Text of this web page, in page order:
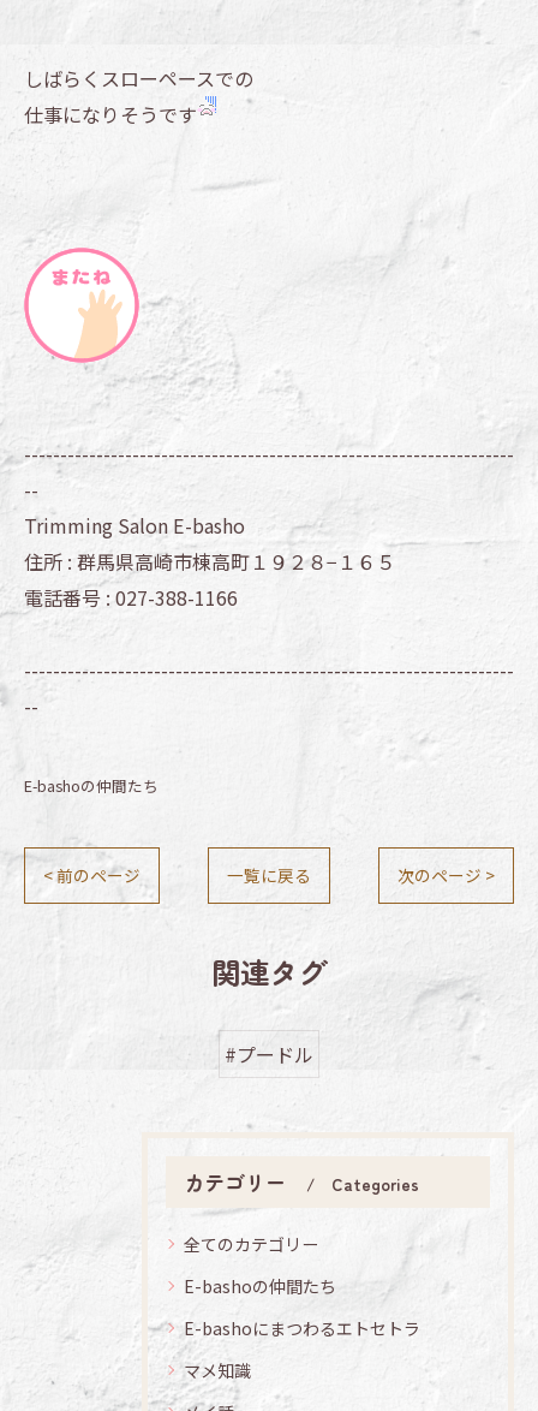
しばらくスローペースでの
仕事になりそうです
--------------------------------------------------------------------
--
Trimming Salon E-basho
住所 : 群馬県高崎市棟高町１９２８−１６５
電話番号 : 027-388-1166
--------------------------------------------------------------------
--
E-bashoの仲間たち
< 前のページ 一覧に戻る 次のページ >
関連タグ
#プードル
カテゴリー Categories
全てのカテゴリー
E-bashoの仲間たち
E-bashoにまつわるエトセトラ
マメ知識